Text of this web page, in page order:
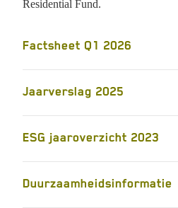
Residential Fund.
Factsheet Q1 2026
Jaarverslag 2025
ESG jaaroverzicht 2023
Duurzaamheidsinformatie